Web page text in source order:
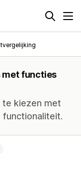
functies
te kiezen met
functionaliteit.